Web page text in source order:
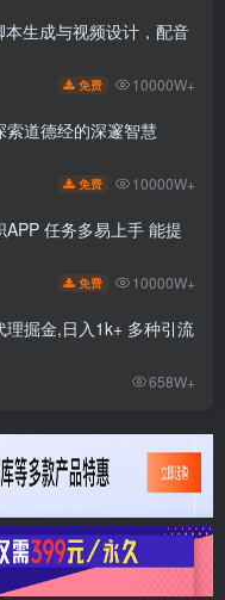
生成与视频设计，配音
免费 10000W+
道德经的深邃智慧
免费 10000W+
任务多易上手 能提
免费 10000W+
理掘金,日入1k+ 多种引流
658W+